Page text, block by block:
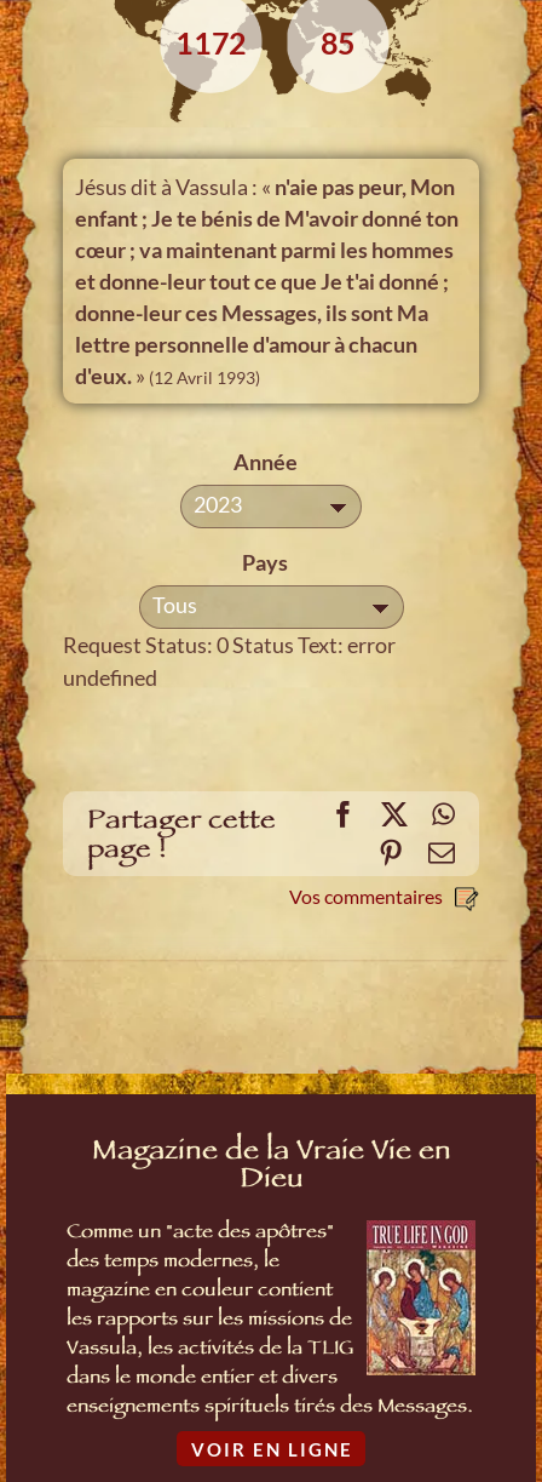
1172 85
Jésus dit à Vassula : « n'aie pas peur, Mon
enfant ; Je te bénis de M'avoir donné ton
cœur ; va maintenant parmi les hommes
et donne-leur tout ce que Je t'ai donné ;
donne-leur ces Messages, ils sont Ma
lettre personnelle d'amour à chacun
d'eux.» (12 Avril 1993)
Année
2023
Pays
Tous
Request Status: 0 Status Text: error
undefined
Partager cette
page !
Facebook
Pinterest
E-
mail
Vos commentaires
Magazine de la Vraie Vie en
Dieu
Comme un "acte des apôtres"
des temps modernes, le
magazine en couleur contient
les rapports sur les missions de
Vassula, les activités de la TLIG
dans le monde entier et divers
enseignements spirituels tirés des Messages.
VOIR EN LIGNE